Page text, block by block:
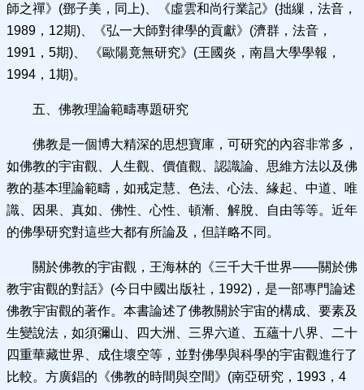
師之禪》(鄧子美，同上)、《虛雲和尚行業記》(拙繅，法音，
1989，12期)、《弘一大師對律學的貢獻》(濟群，法音，
1991，5期)、 《歐陽竟無研究》(王國炎，南昌大學學報，
1994，1期)。
五、佛教理論範疇專題研究
佛教是一個博大精深的思想寶庫，可研究的內容非常多，
如佛教的宇宙觀、人生觀、價值觀、認識論、思維方法以及佛
教的基本理論範疇，如戒定慧、色法、心法、緣起、中道、唯
識、因果、真如、佛性、心性、頓漸、解脫、自由等等。近年
的佛學研究對這些大都有所論及，但詳略不同。
關於佛教的宇宙觀，王海林的《三千大千世界——關於佛
教宇宙觀的對話》(今日中國出版社，1992)，是一部專門論述
佛教宇宙觀的著作。本書論述了佛教關於宇宙的構成、要素及
生變說法，如須彌山、四大洲、三界六道、五蘊十八界、二十
四重華藏世界、成住壞空等，並對佛學與科學的宇宙觀進行了
比較。方廣錩的《佛教的時間與空間》(南亞研究，1993，4